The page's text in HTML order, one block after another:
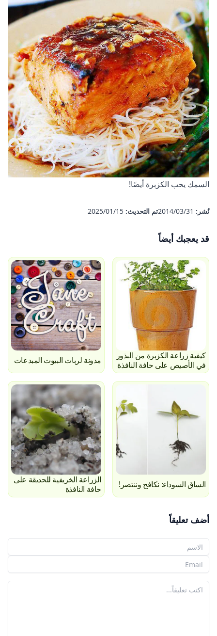
السمك يحب الكزبرة أيضًا!
نُشر: 31‏/03‏/2014 تم التحديث: 15‏/01‏/2025
قد يعجبك أيضاً
كيفية زراعة الكزبرة من البذور
في الأصيص على حافة النافذة
مدونة لربات البيوت المبدعات
الساق السوداء: نكافح وننتصر!
الزراعة الخريفية للحديقة على
حافة النافذة
أضف تعليقاً
اسمك
بريدك الإلكتروني
تعليقك